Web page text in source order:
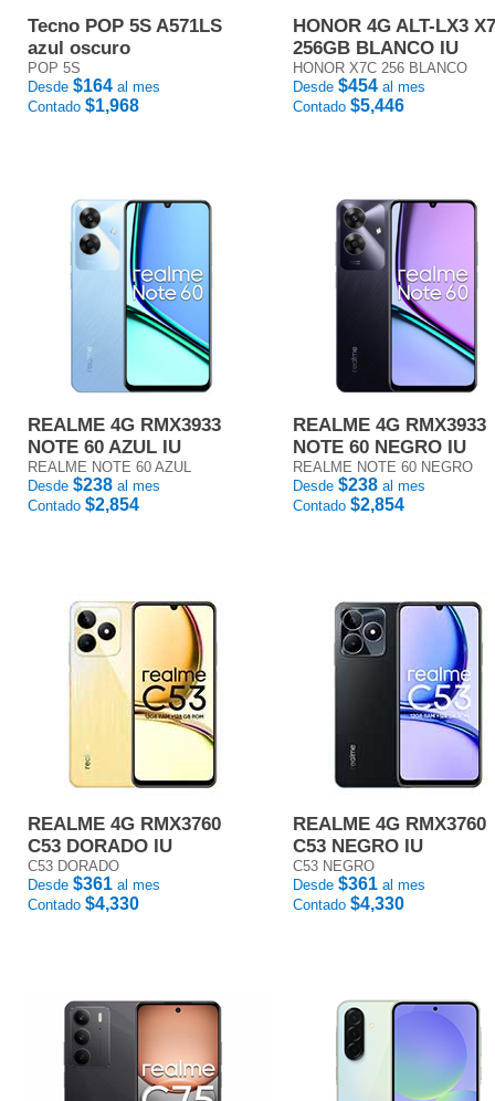
Tecno POP 5S A571LS
azul oscuro
POP 5S
Desde $164 al mes
Contado $1,968
HONOR 4G ALT-LX3
256GB BLANCO IU
HONOR X7C 256 BLANCO
Desde $454 al mes
Contado $5,446
REALME 4G RMX3933
NOTE 60 AZUL IU
REALME NOTE 60 AZUL
Desde $238 al mes
Contado $2,854
REALME 4G RMX3933
NOTE 60 NEGRO IU
REALME NOTE 60 NEGRO
Desde $238 al mes
Contado $2,854
REALME 4G RMX3760
C53 DORADO IU
C53 DORADO
Desde $361 al mes
Contado $4,330
REALME 4G RMX3760
C53 NEGRO IU
C53 NEGRO
Desde $361 al mes
Contado $4,330